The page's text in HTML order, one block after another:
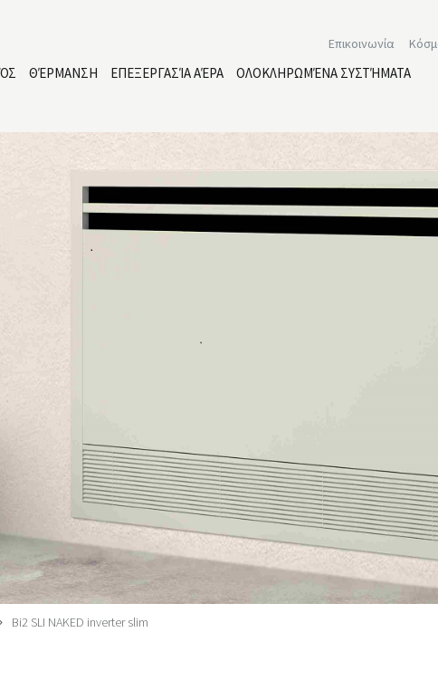
Επικοινωνία
ΘΈΡΜΑΝΣΗ ΕΠΕΞΕΡΓΑΣΊΑ ΑΈΡΑ ΟΛΟΚΛΗΡΩΜΈΝΑ ΣΥΣΤΉΜΑΤΑ
Bi2 SLI NAKED inverter slim